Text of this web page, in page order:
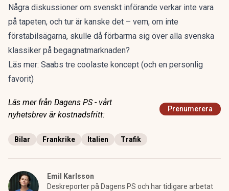
Några diskussioner om svenskt införande verkar inte vara
på tapeten, och tur är kanske det – vem, om inte
förstabilsägarna, skulle då förbarma sig över alla svenska
klassiker på begagnatmarknaden?
Läs mer: Saabs tre coolaste koncept (och en personlig
favorit)
Läs mer från Dagens PS - vårt
nyhetsbrev är kostnadsfritt:
Prenumerera
Bilar Frankrike Italien Trafik
Emil Karlsson
Deskreporter på Dagens PS och har tidigare arbetat